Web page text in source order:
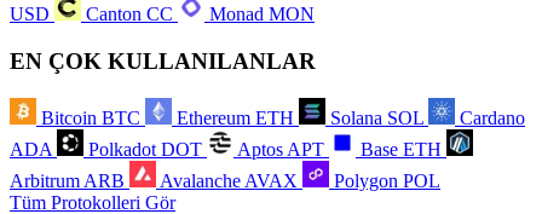
USD
Canton CC Monad MON
EN ÇOK KULLANILANLAR
Bitcoin BTC Ethereum ETH Solana SOL
Cardano
ADA
Polkadot DOT Aptos APT Base ETH
Arbitrum ARB Avalanche AVAX Polygon POL
Tüm Protokolleri Gör